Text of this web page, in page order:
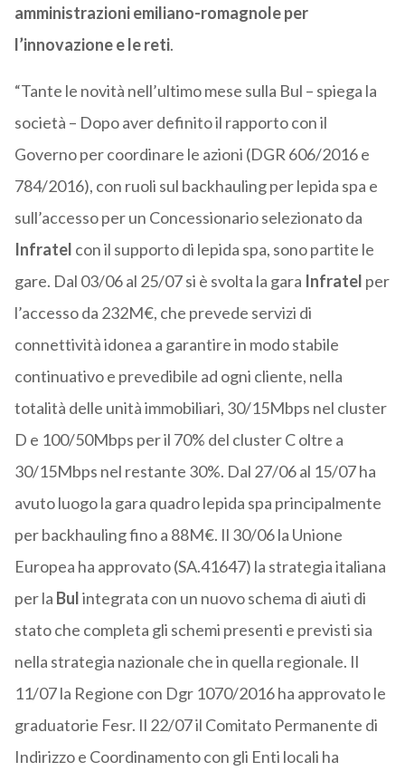
amministrazioni emiliano-romagnole per
l’innovazione e le reti.
“Tante le novità nell’ultimo mese sulla Bul – spiega la
società – Dopo aver definito il rapporto con il
Governo per coordinare le azioni (DGR 606/2016 e
784/2016), con ruoli sul backhauling per lepida spa e
sull’accesso per un Concessionario selezionato da
Infratel con il supporto di lepida spa, sono partite le
gare. Dal 03/06 al 25/07 si è svolta la gara Infratel per
l’accesso da 232M€, che prevede servizi di
connettività idonea a garantire in modo stabile
continuativo e prevedibile ad ogni cliente, nella
totalità delle unità immobiliari, 30/15Mbps nel cluster
D e 100/50Mbps per il 70% del cluster C oltre a
30/15Mbps nel restante 30%. Dal 27/06 al 15/07 ha
avuto luogo la gara quadro lepida spa principalmente
per backhauling fino a 88M€. Il 30/06 la Unione
Europea ha approvato (SA.41647) la strategia italiana
per la Bulintegrata con un nuovo schema di aiuti di
stato che completa gli schemi presenti e previsti sia
nella strategia nazionale che in quella regionale. Il
11/07 la Regione con Dgr 1070/2016 ha approvato le
graduatorie Fesr. Il 22/07 il Comitato Permanente di
Indirizzo e Coordinamento con gli Enti locali ha